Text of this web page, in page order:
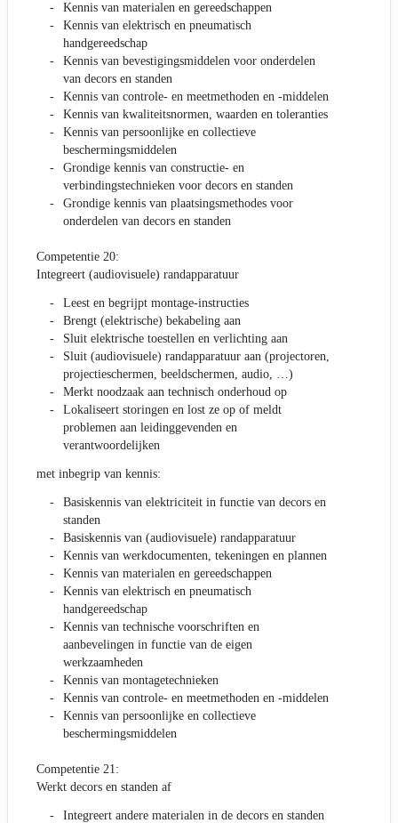
Kennis van materialen en gereedschappen
Kennis van elektrisch en pneumatisch
handgereedschap
Kennis van bevestigingsmiddelen voor onderdelen
van decors en standen
Kennis van controle- en meetmethoden en -middelen
Kennis van kwaliteitsnormen, waarden en toleranties
Kennis van persoonlijke en collectieve
beschermingsmiddelen
Grondige kennis van constructie- en
verbindingstechnieken voor decors en standen
Grondige kennis van plaatsingsmethodes voor
onderdelen van decors en standen
Competentie 20:
Integreert (audiovisuele) randapparatuur
Leest en begrijpt montage-instructies
Brengt (elektrische) bekabeling aan
Sluit elektrische toestellen en verlichting aan
Sluit (audiovisuele) randapparatuur aan (projectoren,
projectieschermen, beeldschermen, audio, …)
Merkt noodzaak aan technisch onderhoud op
Lokaliseert storingen en lost ze op of meldt
problemen aan leidinggevenden en
verantwoordelijken
met inbegrip van kennis:
Basiskennis van elektriciteit in functie van decors en
standen
Basiskennis van (audiovisuele) randapparatuur
Kennis van werkdocumenten, tekeningen en plannen
Kennis van materialen en gereedschappen
Kennis van elektrisch en pneumatisch
handgereedschap
Kennis van technische voorschriften en
aanbevelingen in functie van de eigen
werkzaamheden
Kennis van montagetechnieken
Kennis van controle- en meetmethoden en -middelen
Kennis van persoonlijke en collectieve
beschermingsmiddelen
Competentie 21:
Werkt decors en standen af
Integreert andere materialen in de decors en standen